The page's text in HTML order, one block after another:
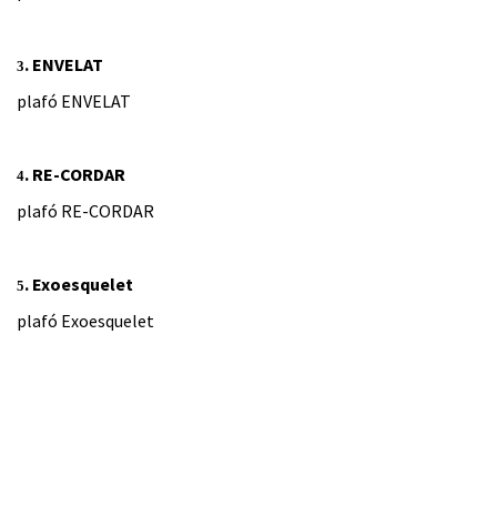
3. ENVELAT
plafó ENVELAT
4. RE-CORDAR
plafó RE-CORDAR
5. Exoesquelet
plafó Exoesquelet